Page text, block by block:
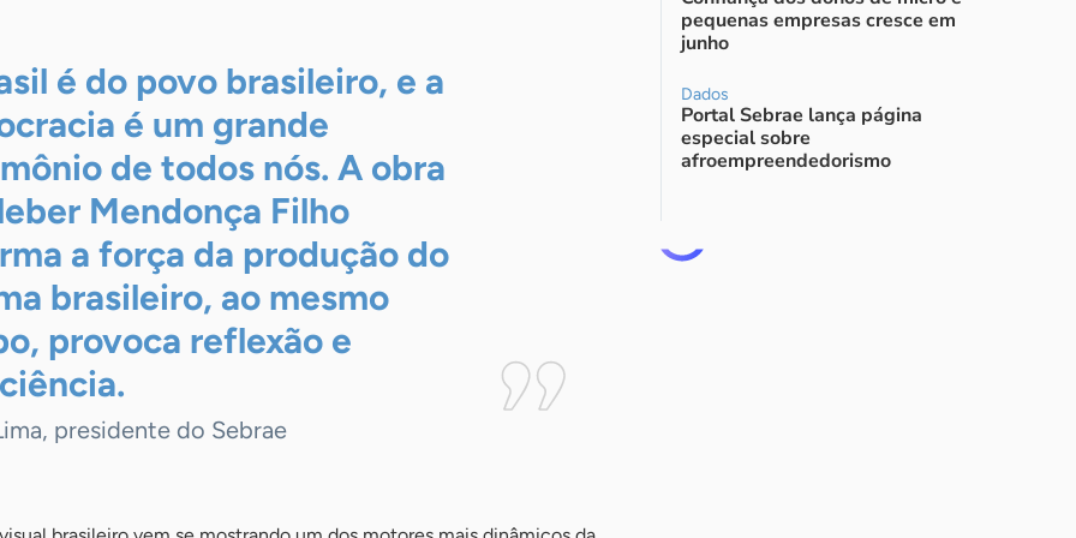
é do povo brasileiro, e a
é um grande
de todos nós. A obra
Mendonça Filho
a força da produção do
brasileiro, ao mesmo
provoca reflexão e
presidente do Sebrae
pequenas empresas cresce em
junho
Dados
Portal Sebrae lança página
especial sobre
afroempreendedorismo